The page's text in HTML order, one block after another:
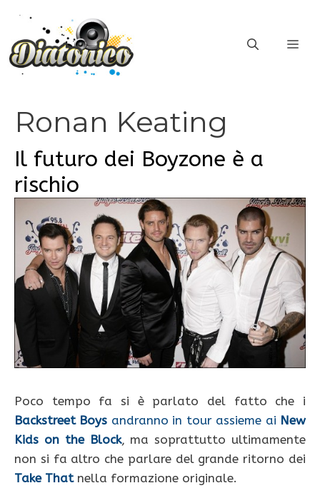
contenuto
Ronan Keating
Il futuro dei Boyzone è a
rischio
Poco tempo fa si è parlato del fatto che i
Backstreet Boys andranno in tour assieme ai New
Kids on the Block, ma soprattutto ultimamente
non si fa altro che parlare del grande ritorno dei
Take That nella formazione originale.